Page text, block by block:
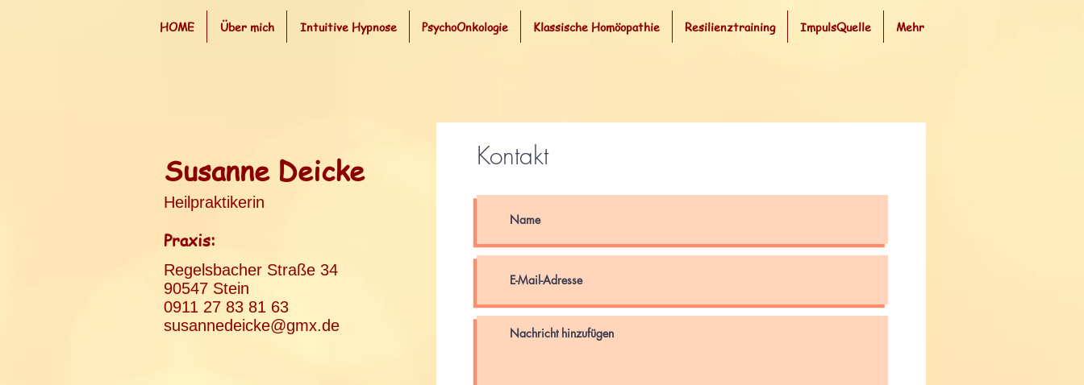
HOME Über mich Intuitive Hypnose PsychoOnkologie Klassische Homöopathie Resilienztraining ImpulsQuelle Mehr
Susanne Deicke
​Heilpraktikerin
Praxis:
Regelsbacher Straße 34
90547 Stein
0911 27 83 81 63
susannedeicke@gmx.de
Kontakt